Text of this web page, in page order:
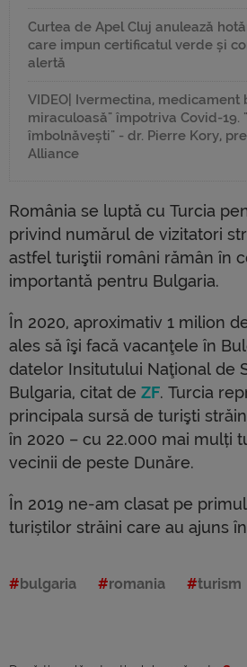
Curtea de Apel Cluj anulează
care impun certificatul verde și
alertă
VIDEO| Ivermectina, medicament
miraculoasă" împotriva Covid-19.
îmbolnăvești" - dr. Pierre Kory,
Alliance
România se luptă cu Turcia
privind numărul de vizitatori
astfel turiştii români rămân în
importantă pentru Bulgaria.
În 2020, aproximativ 1 milion
ales să îşi facă vacanţele în
datelor Insitutului Naţional de
Bulgaria, citat de ZF. Turcia
principala sursă de turişti
în 2020 – cu 22.000 mai mulți
vecinii de peste Dunăre.
În 2019 ne-am clasat pe
turiștilor străini care au ajuns
bulgaria romania turism